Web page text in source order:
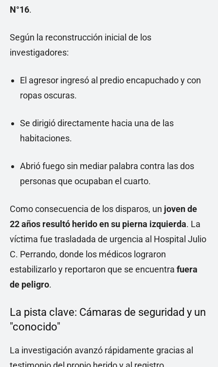
N°16.
Según la reconstrucción inicial de los
investigadores:
El agresor ingresó al predio encapuchado y con
ropas oscuras.
Se dirigió directamente hacia una de las
habitaciones.
Abrió fuego sin mediar palabra contra las dos
personas que ocupaban el cuarto.
Como consecuencia de los disparos, un joven de
22 años resultó herido en su pierna izquierda. La
víctima fue trasladada de urgencia al Hospital Julio
C. Perrando, donde los médicos lograron
estabilizarlo y reportaron que se encuentra fuera
de peligro.
La pista clave: Cámaras de seguridad y un
"conocido"
La investigación avanzó rápidamente gracias al